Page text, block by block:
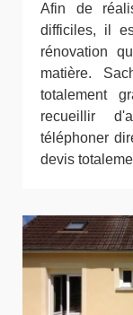
Afin de
difficiles, il
rénovation
matière.
totalement
recueillir
téléphoner
devis